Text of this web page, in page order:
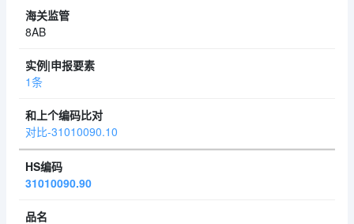
8AB
1条
对比-31010090.10
31010090.90